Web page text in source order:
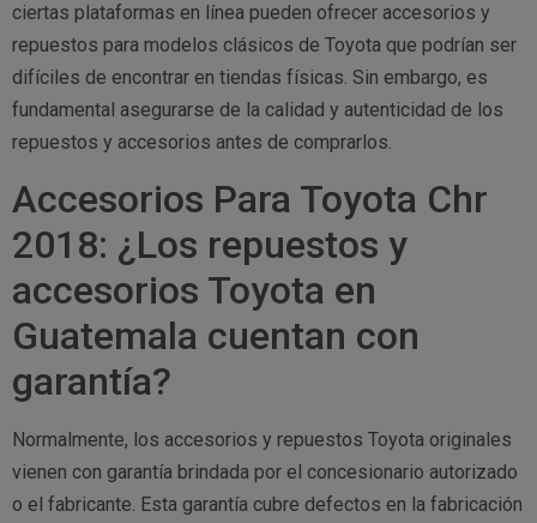
ciertas plataformas en línea pueden ofrecer accesorios y
repuestos para modelos clásicos de Toyota que podrían ser
difíciles de encontrar en tiendas físicas. Sin embargo, es
fundamental asegurarse de la calidad y autenticidad de los
repuestos y accesorios antes de comprarlos.
Accesorios Para Toyota Chr
2018: ¿Los repuestos y
accesorios Toyota en
Guatemala cuentan con
garantía?
Normalmente, los accesorios y repuestos Toyota originales
vienen con garantía brindada por el concesionario autorizado
o el fabricante. Esta garantía cubre defectos en la fabricación